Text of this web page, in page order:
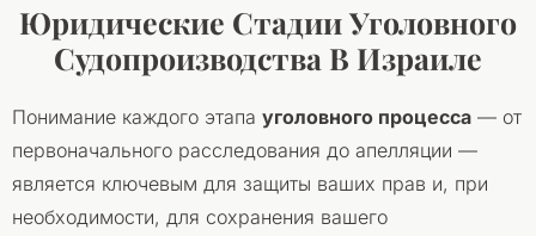
Юридические Стадии Уголовного
Судопроизводства В Израиле
Понимание каждого этапа уголовного процесса — от
первоначального расследования до апелляции —
является ключевым для защиты ваших прав и, при
необходимости, для сохранения вашего